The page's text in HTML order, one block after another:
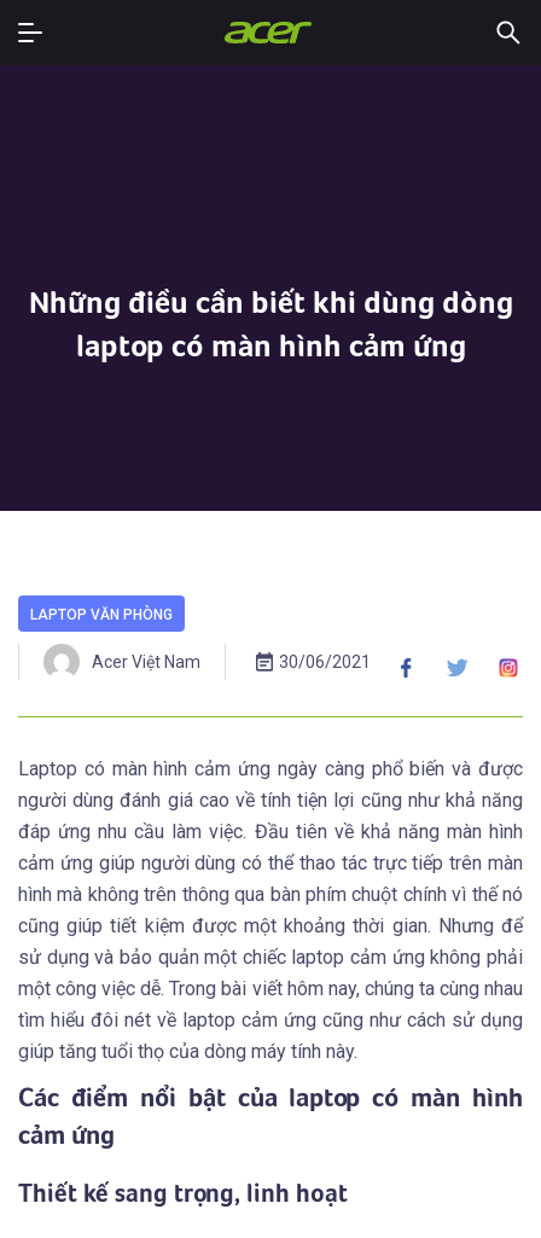
Những điều cần biết khi dùng dòng
laptop có màn hình cảm ứng
LAPTOP VĂN PHÒNG
Acer Việt Nam 30/06/2021
Laptop có màn hình cảm ứng ngày càng phổ biến và được
người dùng đánh giá cao về tính tiện lợi cũng như khả năng
đáp ứng nhu cầu làm việc. Đầu tiên về khả năng màn hình
cảm ứng giúp người dùng có thể thao tác trực tiếp trên màn
hình mà không trên thông qua bàn phím chuột chính vì thế nó
cũng giúp tiết kiệm được một khoảng thời gian. Nhưng để
sử dụng và bảo quản một chiếc laptop cảm ứng không phải
một công việc dễ. Trong bài viết hôm nay, chúng ta cùng nhau
tìm hiểu đôi nét về laptop cảm ứng cũng như cách sử dụng
giúp tăng tuổi thọ của dòng máy tính này.
Các điểm nổi bật của laptop có màn hình
cảm ứng
Thiết kế sang trọng, linh hoạt